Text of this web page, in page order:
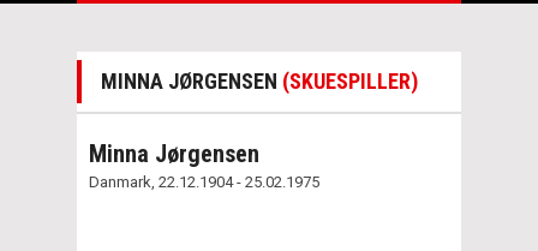
MINNA JØRGENSEN (SKUESPILLER)
Minna Jørgensen
Danmark, 22.12.1904 - 25.02.1975